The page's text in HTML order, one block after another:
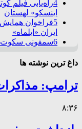
4راه‌یابی فیلم
اینسکو» لهستان
5فراخوان
ایران «ایلماه»
6سمفونی سکوت
داغ ترین نوشته ها
ترامپ:
۸:۳۶